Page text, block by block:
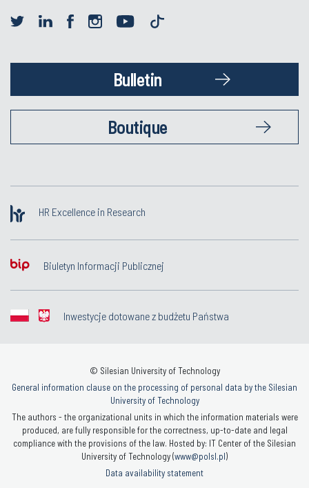
Bulletin
Boutique
HR Excellence in Research
Biuletyn Informacji Publicznej
Inwestycje dotowane z budżetu Państwa
© Silesian University of Technology
General information clause on the processing of personal data by the Silesian
University of Technology
The authors - the organizational units in which the information materials were
produced, are fully responsible for the correctness, up-to-date and legal
compliance with the provisions of the law. Hosted by: IT Center of the Silesian
University of Technology (www@polsl.pl)
Data availability statement